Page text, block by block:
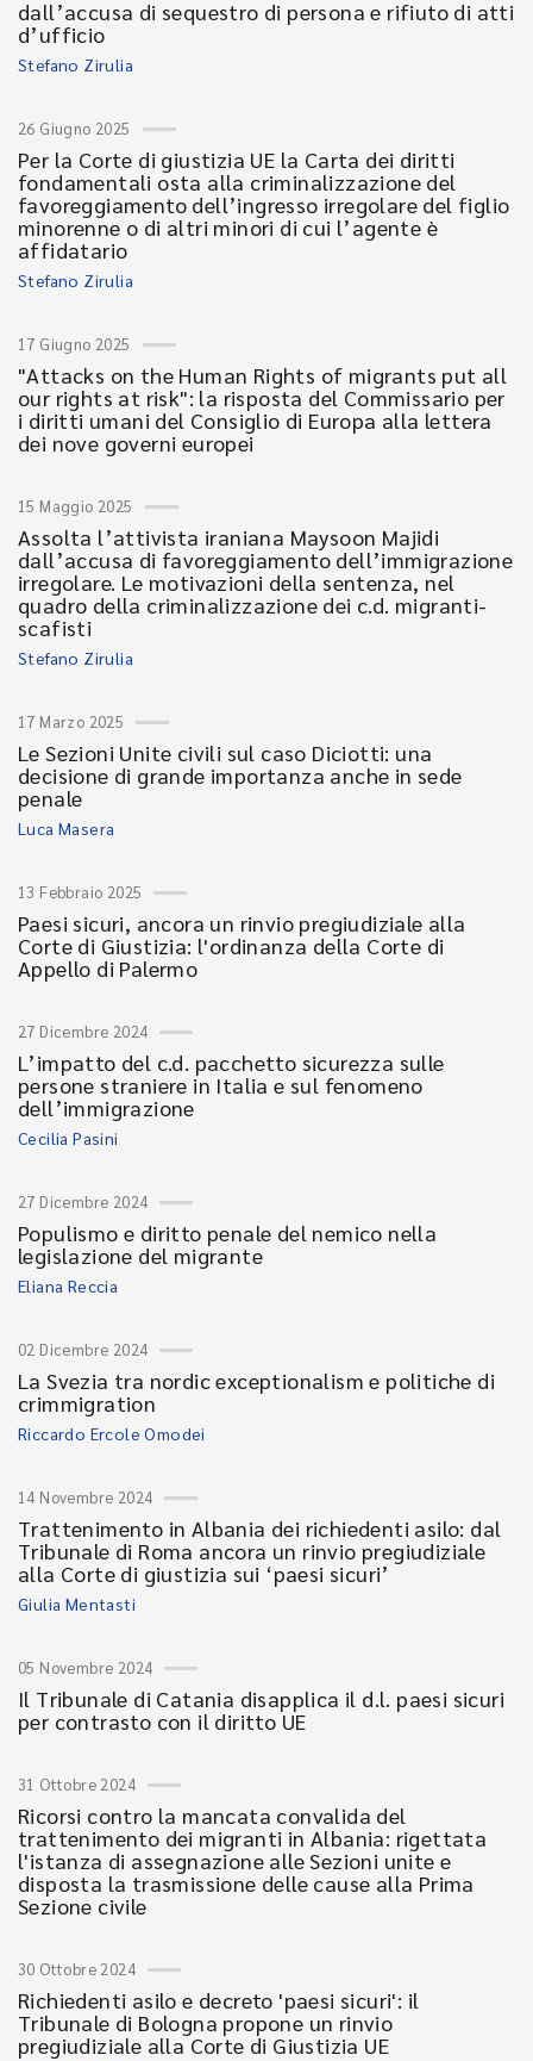
dall’accusa di sequestro di persona e rifiuto di atti
d’ufficio
Stefano Zirulia
26 Giugno 2025
Per la Corte di giustizia UE la Carta dei diritti
fondamentali osta alla criminalizzazione del
favoreggiamento dell’ingresso irregolare del figlio
minorenne o di altri minori di cui l’agente è
affidatario
Stefano Zirulia
17 Giugno 2025
"Attacks on the Human Rights of migrants put all
our rights at risk": la risposta del Commissario per
i diritti umani del Consiglio di Europa alla lettera
dei nove governi europei
15 Maggio 2025
Assolta l’attivista iraniana Maysoon Majidi
dall’accusa di favoreggiamento dell’immigrazione
irregolare. Le motivazioni della sentenza, nel
quadro della criminalizzazione dei c.d. migranti-
scafisti
Stefano Zirulia
17 Marzo 2025
Le Sezioni Unite civili sul caso Diciotti: una
decisione di grande importanza anche in sede
penale
Luca Masera
13 Febbraio 2025
Paesi sicuri, ancora un rinvio pregiudiziale alla
Corte di Giustizia: l'ordinanza della Corte di
Appello di Palermo
27 Dicembre 2024
L’impatto del c.d. pacchetto sicurezza sulle
persone straniere in Italia e sul fenomeno
dell’immigrazione
Cecilia Pasini
27 Dicembre 2024
Populismo e diritto penale del nemico nella
legislazione del migrante
Eliana Reccia
02 Dicembre 2024
La Svezia tra nordic exceptionalism e politiche di
crimmigration
Riccardo Ercole Omodei
14 Novembre 2024
Trattenimento in Albania dei richiedenti asilo: dal
Tribunale di Roma ancora un rinvio pregiudiziale
alla Corte di giustizia sui ‘paesi sicuri’
Giulia Mentasti
05 Novembre 2024
Il Tribunale di Catania disapplica il d.l. paesi sicuri
per contrasto con il diritto UE
31 Ottobre 2024
Ricorsi contro la mancata convalida del
trattenimento dei migranti in Albania: rigettata
l'istanza di assegnazione alle Sezioni unite e
disposta la trasmissione delle cause alla Prima
Sezione civile
30 Ottobre 2024
Richiedenti asilo e decreto 'paesi sicuri': il
Tribunale di Bologna propone un rinvio
pregiudiziale alla Corte di Giustizia UE